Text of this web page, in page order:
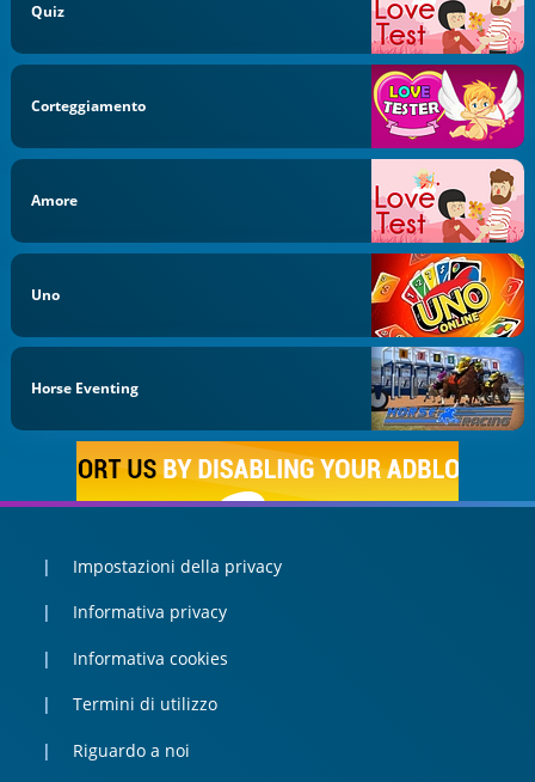
Quiz
Corteggiamento
Amore
Uno
Horse Eventing
Impostazioni della privacy
Informativa privacy
Informativa cookies
Termini di utilizzo
Riguardo a noi